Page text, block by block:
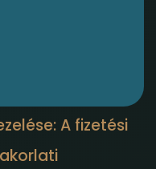
A fizetési